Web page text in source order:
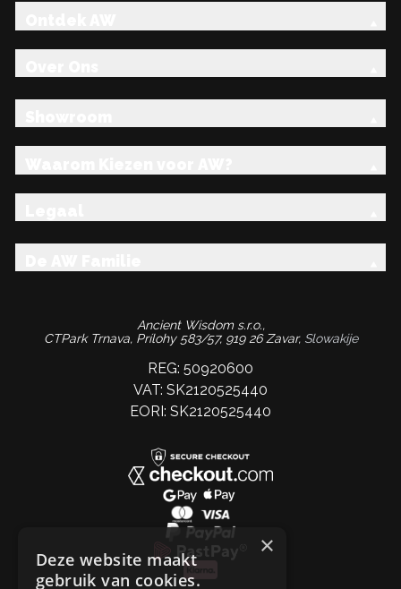
Ancient Wisdom s.r.o.,
CTPark Trnava, Prílohy 583/57, 919 26 Zavar, Slowakije
REG: 50920600
VAT: SK2120525440
EORI: SK2120525440
×
Deze website maakt
gebruik van cookies.